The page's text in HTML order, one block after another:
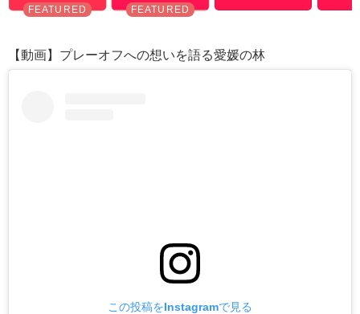
【動画】プレーオフへの想いを語る愛媛の林
この投稿をInstagramで見る